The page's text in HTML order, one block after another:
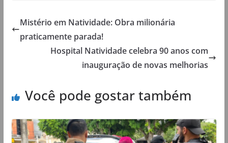
Mistério em Natividade: Obra milionária
praticamente parada!
Hospital Natividade celebra 90 anos com
inauguração de novas melhorias
Você pode gostar também